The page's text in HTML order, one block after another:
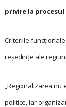
privire la
Criteriile
reşedinţe ale
„Regionalizarea nu
politice, iar